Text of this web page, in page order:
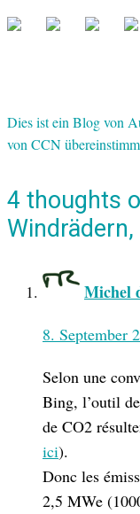
Dies ist ein Blog von
von CCN
4 thoughts
Michel
8. September
Selon une
Bing, l’outil
de CO2
ici).
Donc les
2,5 MWe